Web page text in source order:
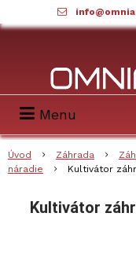
Menu
Úvod Záhrada
náradie
Kultivátor
Kultivátor